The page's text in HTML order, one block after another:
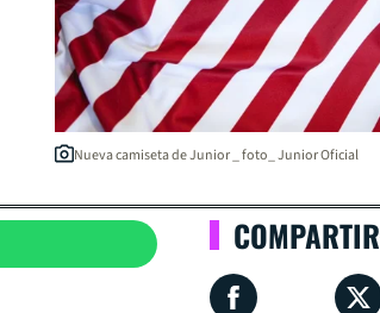
Nueva camiseta de Junior _ foto_ Junior Oficial
COMPARTIR